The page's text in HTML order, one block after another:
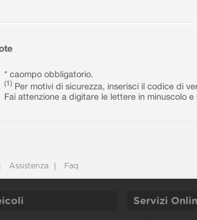
* caompo obbligatorio.
(1) Per motivi di sicurezza, inserisci il codice di
Fai attenzione a digitare le lettere in minuscolo e
Assistenza Faq
Servizi